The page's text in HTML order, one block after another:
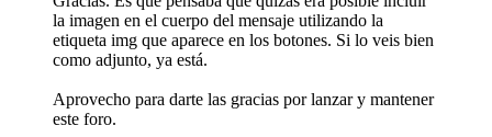
la imagen en el cuerpo del mensaje utilizando la
etiqueta img que aparece en los botones. Si lo veis bien
como adjunto, ya está.
Aprovecho para darte las gracias por lanzar y mantener
este foro.